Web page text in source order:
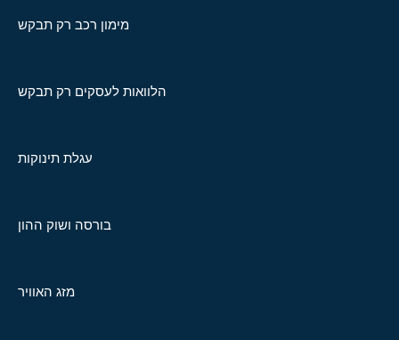
מימון רכב רק תבקש
הלוואות לעסקים רק תבקש
עגלת תינוקות
בורסה ושוק ההון
מזג האוויר